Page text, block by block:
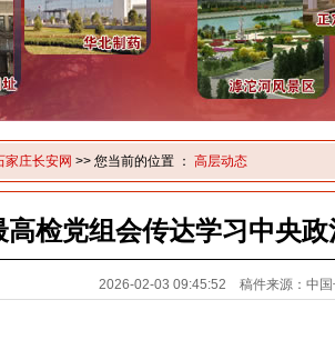
家庄长安网 >> 您当前的位置 ： 高层动态
高检党组会传达学习中央
2026-02-03 09:45:52 稿件来源：中国